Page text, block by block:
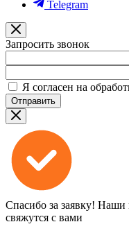
Telegram
Запросить звонок
Я согласен на
Отправить
Спасибо за заявку! Наши
свяжутся с вами